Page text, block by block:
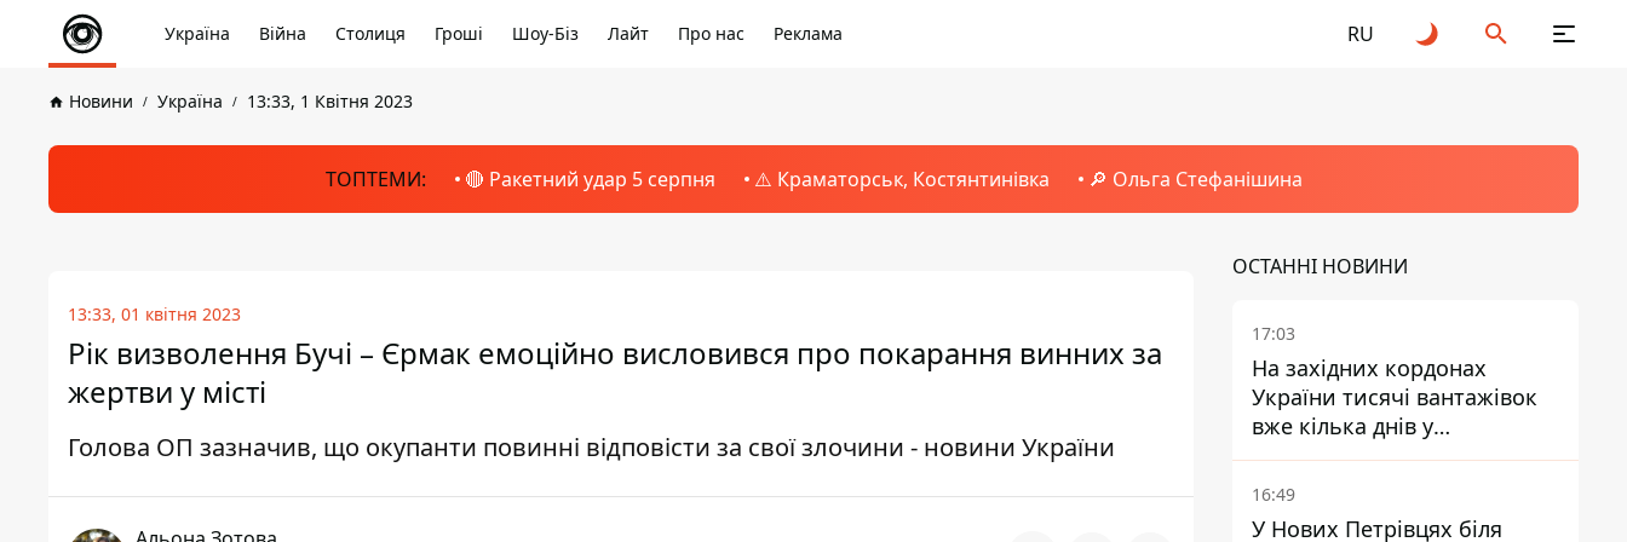
Україна Війна Столиця Гроші Шоу-Біз Лайт Про нас Реклама RU
Новини Україна 13:33, 1 Квітня 2023
ТОПТЕМИ: 🔴 Ракетний удар 5 серпня ⚠️ Краматорськ, Костянтинівка 🔎 Ольга Стефанішина
13:33, 01 квітня 2023
Рік визволення Бучі – Єрмак емоційно висловився про покарання винних за
жертви у місті
Голова ОП зазначив, що окупанти повинні відповісти за свої злочини - новини України
ОСТАННІ НОВИНИ
17:03
На західних кордонах
України тисячі вантажівок
вже кілька днів у
нескінченній черзі - це
ознака економічного краху
16:49
У Нових Петрівцях біля